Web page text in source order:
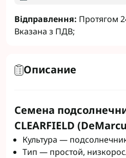
Відправлення: Протягом
Вказана з ПДВ;
Описание
Семена
CLEARFIELD
Культура —
Тип — простой,